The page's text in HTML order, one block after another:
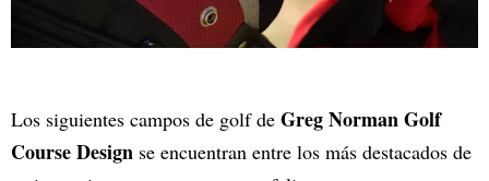
Los siguientes campos de golf de Greg Norman Golf
Course Design se encuentran entre los más destacados de